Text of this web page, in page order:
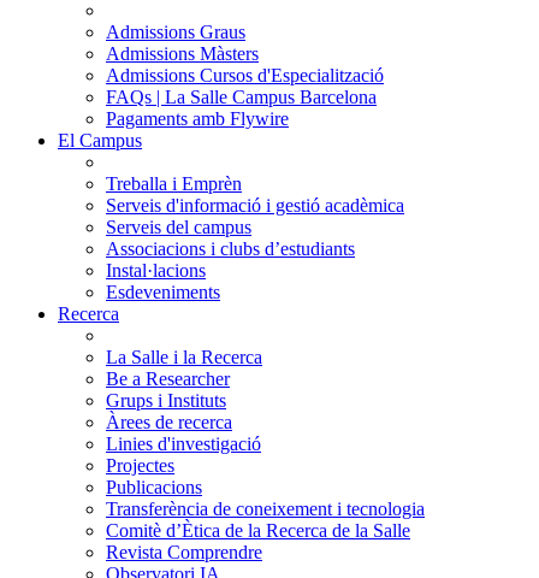
Admissions Graus
Admissions Màsters
Admissions Cursos d'Especialització
FAQs | La Salle Campus Barcelona
Pagaments amb Flywire
El Campus
Treballa i Emprèn
Serveis d'informació i gestió acadèmica
Serveis del campus
Associacions i clubs d’estudiants
Instal·lacions
Esdeveniments
Recerca
La Salle i la Recerca
Be a Researcher
Grups i Instituts
Àrees de recerca
Linies d'investigació
Projectes
Publicacions
Transferència de coneixement i tecnologia
Comitè d’Ètica de la Recerca de la Salle
Revista Comprendre
Observatori IA